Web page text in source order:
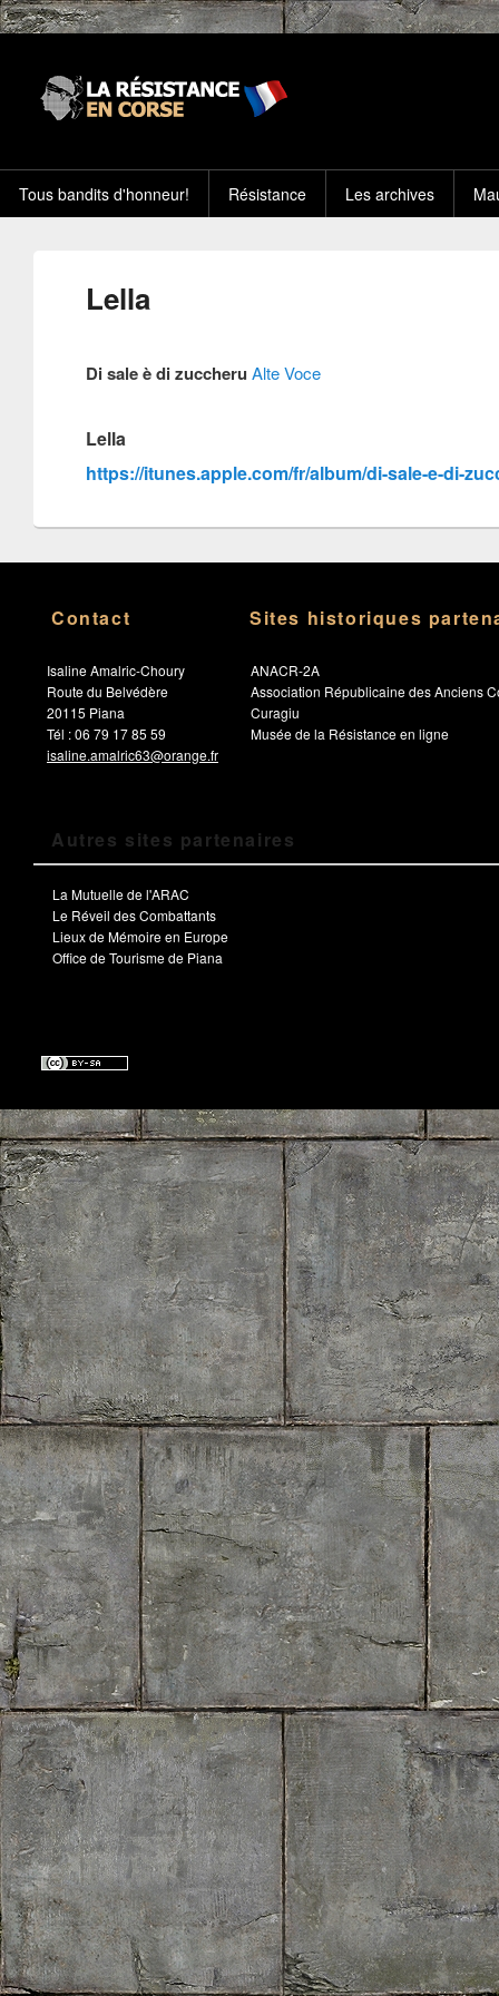
Tous bandits d'honneur! Résistance Les archives
Lella
Di sale è di zuccheru Alte Voce
Lella
https://itunes.apple.com/fr/album/di-sale-e-di-
Contact
Isaline Amalric-Choury
Route du Belvédère
20115 Piana
Tél : 06 79 17 85 59
isaline.amalric63@orange.fr
Sites historiques
ANACR-2A
Association Républicaine des Anciens
Curagiu
Musée de la Résistance en ligne
Autres sites partenaires
La Mutuelle de l'ARAC
Le Réveil des Combattants
Lieux de Mémoire en Europe
Office de Tourisme de Piana